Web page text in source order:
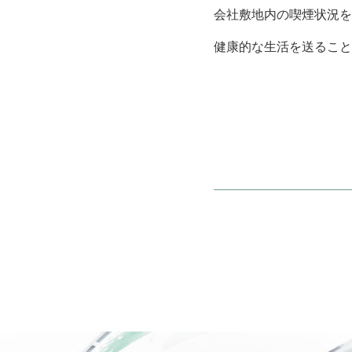
会社敷地内の喫煙状況
健康的な生活を送るこ